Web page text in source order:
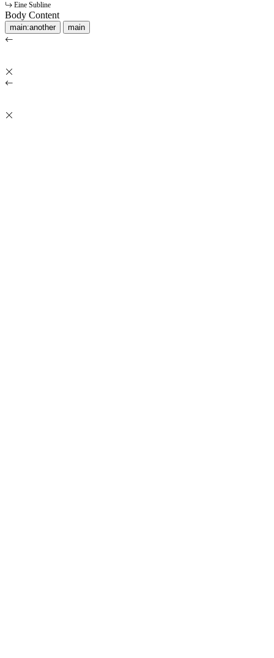
Eine Subline
Body Content
main:another main